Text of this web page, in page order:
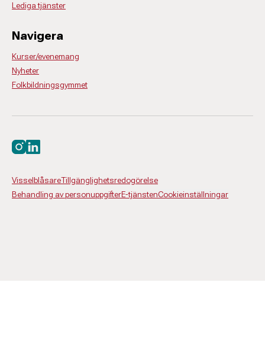
Lediga tjänster
Navigera
Kurser/evenemang
Nyheter
Folkbildningsgymmet
VisselblåsareTillgänglighetsredogörelse
Behandling av personuppgifterE-tjänstenCookieinställningar
Besök oss på instagram
Besök oss på linkedin